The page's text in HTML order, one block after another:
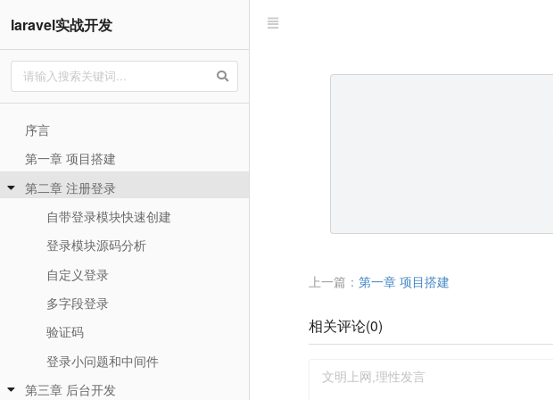
laravel实战开发
序言
第一章 项目搭建
第二章 注册登录
自带登录模块快速创建
登录模块源码分析
自定义登录
多字段登录
验证码
登录小问题和中间件
第三章 后台开发
上一篇： 第一章 项目搭建
相关评论(0)